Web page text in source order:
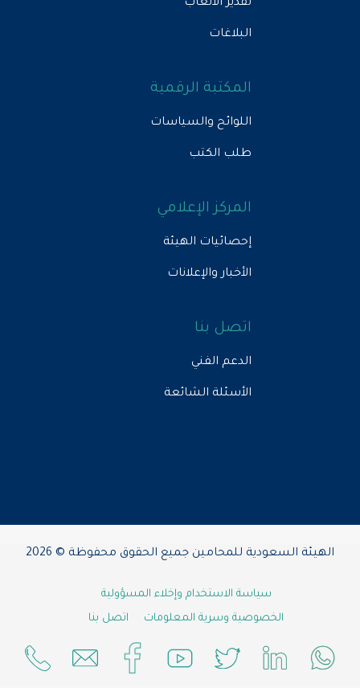
تقدير الأتعاب
البلاغات
المكتبة الرقمية
اللوائح والسياسات
طلب الكتب
المركز الإعلامي
إحصائيات الهيئة
الأخبار والإعلانات
اتصل بنا
الدعم الفني
الأسئلة الشائعة
الهيئة السعودية للمحامين جميع الحقوق محفوظة © 2026
سياسة الاستخدام وإخلاء المسؤولية
الخصوصية وسرية المعلومات
اتصل بنا